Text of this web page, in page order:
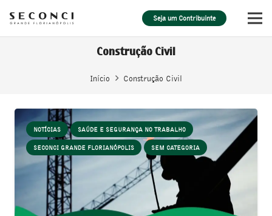
Seja um Contribuinte
Construção Civil
Início Construção Civil
NOTÍCIAS SAÚDE E SEGURANÇA NO TRABALHO
SECONCI GRANDE FLORIANÓPOLIS SEM CATEGORIA